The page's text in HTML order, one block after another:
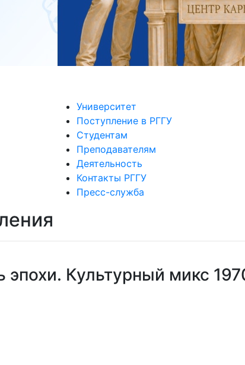
Университет
Поступление в РГГУ
Студентам
Преподавателям
Деятельность
Контакты РГГУ
Пресс-служба
Культурный микс